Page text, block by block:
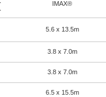
IMAX®
5.6 x 13.5m
3.8 x 7.0m
3.8 x 7.0m
6.5 x 15.5m